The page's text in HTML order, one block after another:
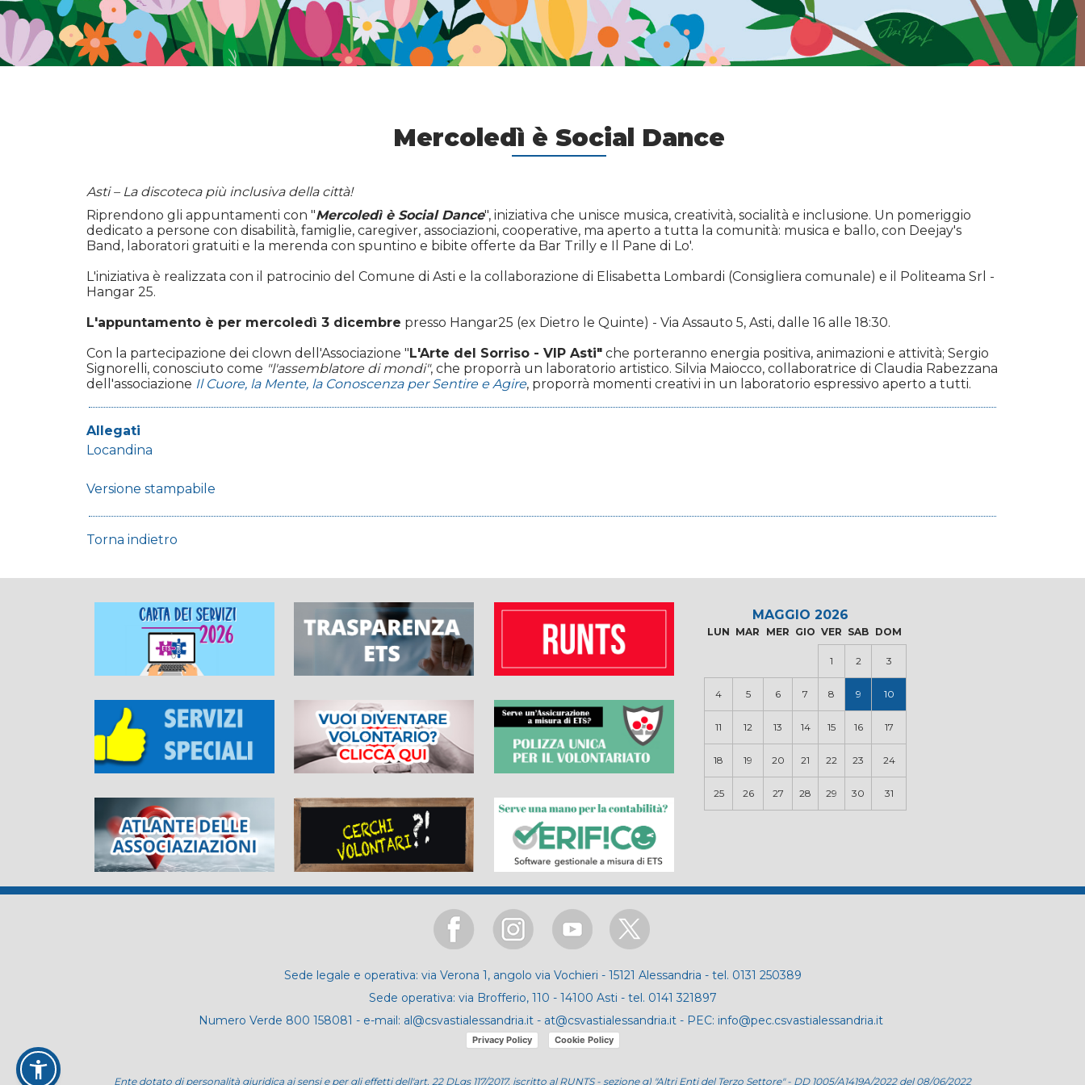
Mercoledì è Social Dance
Asti – La discoteca più inclusiva della città!
Riprendono gli appuntamenti con "Mercoledì è Social Dance", iniziativa che unisce musica, creatività, socialità e inclusione. Un pomeriggio
dedicato a persone con disabilità, famiglie, caregiver, associazioni, cooperative, ma aperto a tutta la comunità: musica e ballo, con Deejay's
Band, laboratori gratuiti e la merenda con spuntino e bibite offerte da Bar Trilly e Il Pane di Lo'.
L'iniziativa è realizzata con il patrocinio del Comune di Asti e la collaborazione di Elisabetta Lombardi (Consigliera comunale) e il Politeama Srl -
Hangar 25.
L'appuntamento è per mercoledì 3 dicembre presso Hangar25 (ex Dietro le Quinte) - Via Assauto 5, Asti, dalle 16 alle 18:30.
Con la partecipazione dei clown dell'Associazione "L'Arte del Sorriso - VIP Asti" che porteranno energia positiva, animazioni e attività; Sergio
Signorelli, conosciuto come "l'assemblatore di mondi", che proporrà un laboratorio artistico. Silvia Maiocco, collaboratrice di Claudia Rabezzana
dell'associazione Il Cuore, la Mente, la Conoscenza per Sentire e Agire, proporrà momenti creativi in un laboratorio espressivo aperto a tutti.
Allegati
Locandina
Versione stampabile
Torna indietro
MAGGIO 2026
LUN MAR MER GIO VER SAB DOM
1 2 3
4 5 6 7 8 9 10
11 12 13 14 15 16 17
18 19 20 21 22 23 24
25 26 27 28 29 30 31
Sede legale e operativa: via Verona 1, angolo via Vochieri - 15121 Alessandria - tel. 0131 250389
Sede operativa: via Brofferio, 110 - 14100 Asti - tel. 0141 321897
Numero Verde 800 158081 - e-mail: al@csvastialessandria.it - at@csvastialessandria.it - PEC: info@pec.csvastialessandria.it
Privacy Policy Cookie Policy
Ente dotato di personalità giuridica ai sensi e per gli effetti dell'art. 22 DLgs 117/2017, iscritto al RUNTS - sezione g) "Altri Enti del Terzo Settore" - DD 1005/A1419A/2022 del 08/06/2022